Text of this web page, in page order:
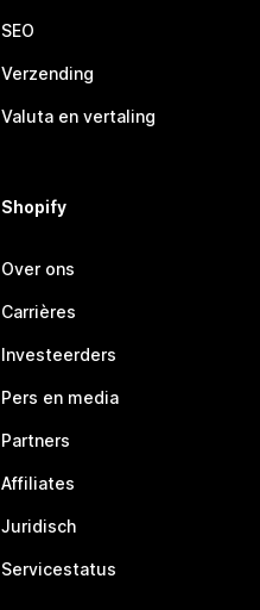
SEO
Verzending
Valuta en vertaling
Shopify
Over ons
Carrières
Investeerders
Pers en media
Partners
Affiliates
Juridisch
Servicestatus